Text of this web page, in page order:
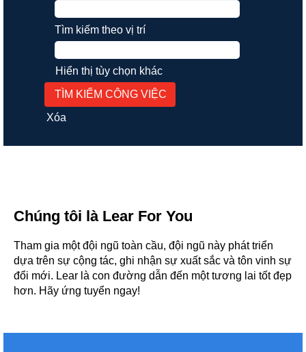
Tìm kiếm theo vị trí
Hiển thị tùy chọn khác
Xóa
Chúng tôi là Lear For You
Tham gia một đội ngũ toàn cầu, đội ngũ này phát triển
dựa trên sự cộng tác, ghi nhận sự xuất sắc và tôn vinh sự
đổi mới. Lear là con đường dẫn đến một tương lai tốt đẹp
hơn. Hãy ứng tuyển ngay!